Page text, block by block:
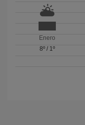
Enero
8º/ 1º